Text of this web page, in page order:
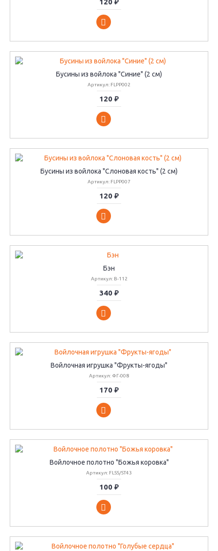
120 ₽
Бусины из войлока "Синие" (2 см)
Артикул: FLPP002
120 ₽
Бусины из войлока "Слоновая кость" (2 см)
Артикул: FLPP007
120 ₽
Бэн
Артикул: В-112
340 ₽
Войлочная игрушка "Фрукты-ягоды"
Артикул: ФГ-008
170 ₽
Войлочное полотно "Божья коровка"
Артикул: FLSS/ST43
100 ₽